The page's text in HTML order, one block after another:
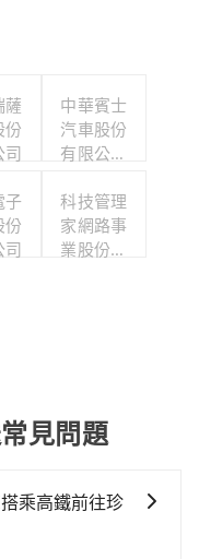
薩
份
司
中華賓士
汽車股份
有限公司
所
子
份
司
科技管理
家網路事
業股份有
見問題
乘高鐵前往珍